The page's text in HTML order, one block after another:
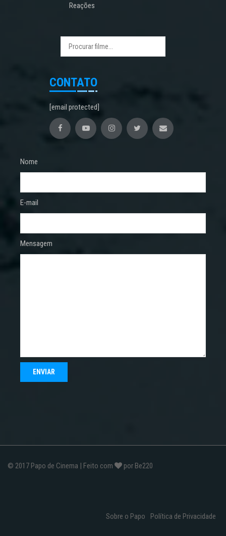
Reações
CONTATO
[email protected]
Nome
E-mail
Mensagem
© 2017 Papo de Cinema | Feito com por Be220
Sobre o Papo Política de Privacidade